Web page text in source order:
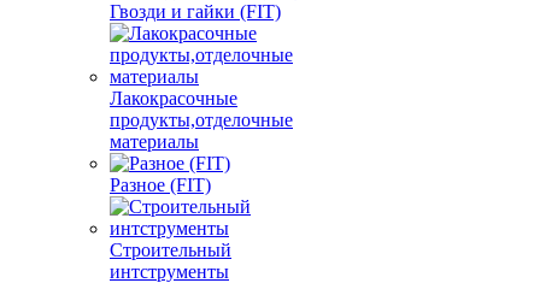
Гвозди и гайки (FIT)
Лакокрасочные
продукты,отделочные
материалы
Разное (FIT)
Строительный
интструменты